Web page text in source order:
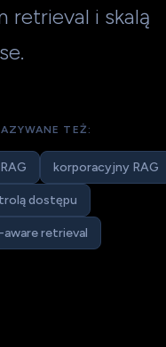
retrieval i skalą
TEŻ:
korporacyjny RAG
dostępu
retrieval